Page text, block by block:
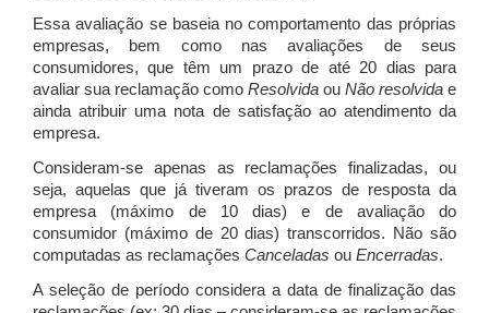
Essa avaliação se baseia no comportamento das próprias
empresas, bem como nas avaliações de seus
consumidores, que têm um prazo de até 20 dias para
avaliar sua reclamação como Resolvida ou Não resolvida e
ainda atribuir uma nota de satisfação ao atendimento da
empresa.
Consideram-se apenas as reclamações finalizadas, ou
seja, aquelas que já tiveram os prazos de resposta da
empresa (máximo de 10 dias) e de avaliação do
consumidor (máximo de 20 dias) transcorridos. Não são
computadas as reclamações Canceladas ou Encerradas.
A seleção de período considera a data de finalização das